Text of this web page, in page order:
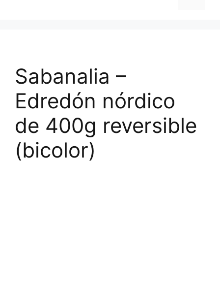
Sabanalia –
Edredón nórdico
de 400g reversible
(bicolor)